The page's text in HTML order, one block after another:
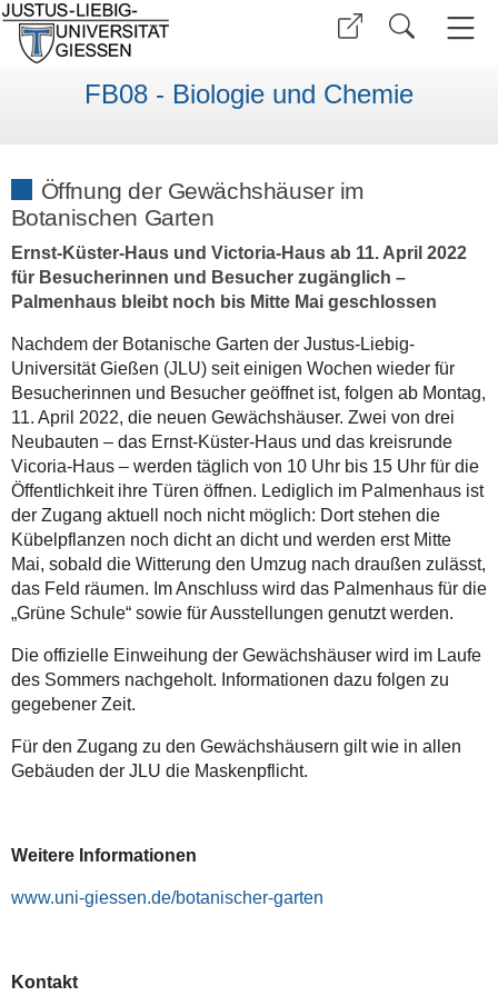
FB08 - Biologie und Chemie
Öffnung der Gewächshäuser im
Botanischen Garten
Ernst-Küster-Haus und Victoria-Haus ab 11. April 2022
für Besucherinnen und Besucher zugänglich –
Palmenhaus bleibt noch bis Mitte Mai geschlossen
Nachdem der Botanische Garten der Justus-Liebig-
Universität Gießen (JLU) seit einigen Wochen wieder für
Besucherinnen und Besucher geöffnet ist, folgen ab Montag,
11. April 2022, die neuen Gewächshäuser. Zwei von drei
Neubauten – das Ernst-Küster-Haus und das kreisrunde
Vicoria-Haus – werden täglich von 10 Uhr bis 15 Uhr für die
Öffentlichkeit ihre Türen öffnen. Lediglich im Palmenhaus ist
der Zugang aktuell noch nicht möglich: Dort stehen die
Kübelpflanzen noch dicht an dicht und werden erst Mitte
Mai, sobald die Witterung den Umzug nach draußen zulässt,
das Feld räumen. Im Anschluss wird das Palmenhaus für die
„Grüne Schule“ sowie für Ausstellungen genutzt werden.
Die offizielle Einweihung der Gewächshäuser wird im Laufe
des Sommers nachgeholt. Informationen dazu folgen zu
gegebener Zeit.
Für den Zugang zu den Gewächshäusern gilt wie in allen
Gebäuden der JLU die Maskenpflicht.
Weitere Informationen
www.uni-giessen.de/botanischer-garten
Kontakt